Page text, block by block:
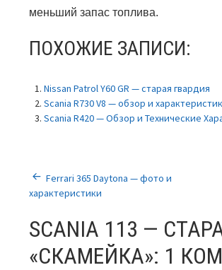
меньший запас топлива.
ПОХОЖИЕ ЗАПИСИ:
Nissan Patrol Y60 GR — старая гвардия
Scania R730 V8 — обзор и
Scania R420 — Обзор и Технические
НАВИГАЦИЯ
ЗАПИСЯМ
Ferrari 365 Daytona — фото и
характеристики
SCANIA 113 —
«СКАМЕЙКА»: 1